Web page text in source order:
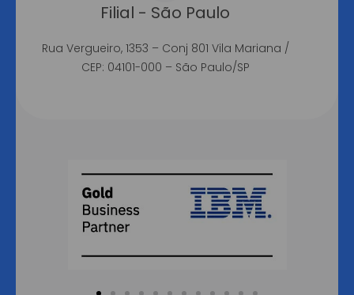
Filial - São Paulo
Rua Vergueiro, 1353 – Conj 801 Vila Mariana /
CEP: 04101-000 – São Paulo/SP